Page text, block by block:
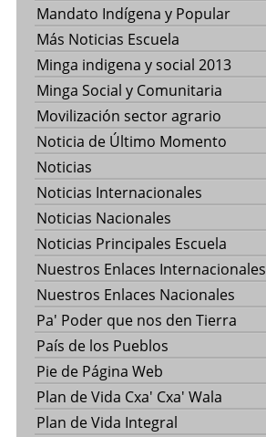
Mandato Indígena y Popular
Más Noticias Escuela
Minga indigena y social 2013
Minga Social y Comunitaria
Movilización sector agrario
Noticia de Último Momento
Noticias
Noticias Internacionales
Noticias Nacionales
Noticias Principales Escuela
Nuestros Enlaces Internacionales
Nuestros Enlaces Nacionales
Pa' Poder que nos den Tierra
País de los Pueblos
Pie de Página Web
Plan de Vida Cxa' Cxa' Wala
Plan de Vida Integral